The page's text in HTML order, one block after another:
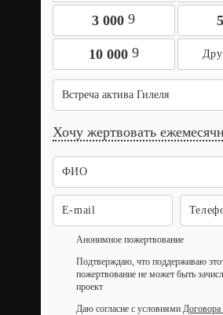
3 000 9
10 000 9
Встреча актива Гилеля
Хочу жертвовать
Анонимное пожертвование
Подтверждаю, что поддерживаю
пожертвование не может быть
проект
Даю согласие с условиями